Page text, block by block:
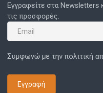
Εγγραφείτε στα Newsletters
τις προσφορές.
Συμφωνώ με την πολιτική
Εγγραφή